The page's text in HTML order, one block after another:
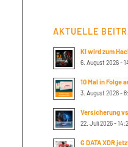
AKTUELLE
KI wird zum
6. August 2026 -
10 Mal in Folge
3. August 2026 -
Versicherung
22. Juli 2026 -
G DATA XDR